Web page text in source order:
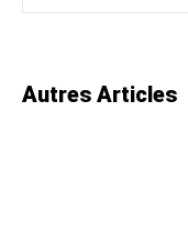
Autres Articles